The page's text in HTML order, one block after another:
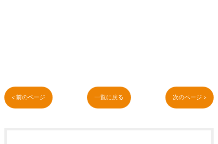
< 前のページ 一覧に戻る 次のページ >